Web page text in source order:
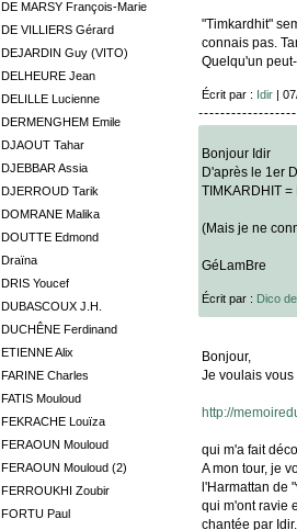
DE MARSY François-Marie
DE VILLIERS Gérard
DEJARDIN Guy (VITO)
DELHEURE Jean
DELILLE Lucienne
DERMENGHEM Emile
DJAOUT Tahar
DJEBBAR Assia
DJERROUD Tarik
DOMRANE Malika
DOUTTE Edmond
Draïna
DRIS Youcef
DUBASCOUX J.H.
DUCHÊNE Ferdinand
ETIENNE Alix
FARINE Charles
FATIS Mouloud
FEKRACHE Louïza
FERAOUN Mouloud
FERAOUN Mouloud (2)
FERROUKHI Zoubir
FORTU Paul
"Timkardhit"
connais pas.
Quelqu'un
Écrit par : Idir|
Bonjour Idir
D'après le 1er
TIMKARDHIT =
(Mais je ne
GéLamBre
Écrit par : Dico
Bonjour,
Je voulais
http://
qui m'a fait
A mon tour, je
l'Harmattan de
qui m'ont ravie
chantée par Idir.